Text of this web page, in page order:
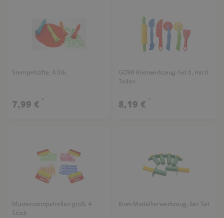
Stempelstifte, 4 Stk.
7,99 € *
GOWI Knetwerkzeug-Set 6, mit 6
Teilen
8,19 € *
Musterstempelrollen groß, 4
Stück
Knet-Modellierwerkzeug, 6er Set